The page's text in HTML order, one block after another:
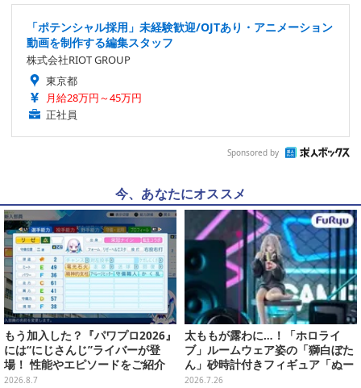
「ポテンシャル採用」未経験歓迎/OJTあり・アニメーション
動画を制作する編集スタッフ
株式会社RIOT GROUP
東京都
月給28万円～45万円
正社員
Sponsored by
今、あなたにオススメ
もう加入した？『パワプロ2026』
には“にじさんじ”ライバーが登
場！ 性能やエピソードをご紹介
2026.8.7
太ももが露わに…！「ホロライ
ブ」ルームウェア姿の「獅白ぼた
ん」砂時計付きフィギュア「ぬー
ストプラス」がプライズ展開
2026.7.26